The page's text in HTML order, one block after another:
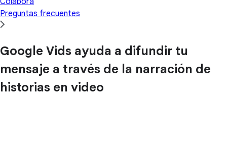
Preguntas frecuentes
Google Vids ayuda a difundir tu
mensaje a través de la narración de
historias en video